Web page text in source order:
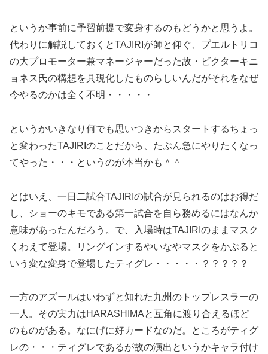
というか事前に予習前提で変身するのもどうかと思うよ。
代わりに解説しておくとTAJIRIが師と仰ぐ、プエルトリコ
の大プロモーター兼マネージャーだった故・ビクターキニ
ョネス氏の構想を具現化したものらしいんだがそれをなぜ
今やるのかは全く不明・・・・・
というかいきなり何でも思いつきからスタートするちょっ
と変わったTAJIRIのことだから、たぶん急にやりたくなっ
てやった・・・というのが本当かも＾＾
とはいえ、一日二試合TAJIRIの試合が見られるのはお得だ
し、ショーのキモである第一試合を自ら務めるにはなんか
意味があったんだろう。で、入場時はTAJIRIのままマスク
くわえて登場。リングインするやいなやマスクをかぶると
いう変な変身で登場したティグレ・・・・・？？？？？
一方のアズールはいわずと知れた九州のトップレスラーの
一人。その実力はHARASHIMAと互角に渡り合えるほど
のものがある。なにげに好カードなのだ。ところがティグ
レの・・・ティグレであるが故の演出というかキャラ付け